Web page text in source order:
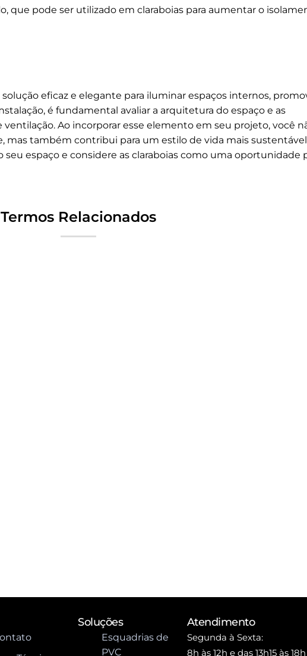
que pode ser utilizado em claraboias para aumentar o
eficaz e elegante para iluminar espaços internos,
é fundamental avaliar a arquitetura do espaço e as
Ao incorporar esse elemento em seu projeto, você
mas também contribui para um estilo de vida mais
espaço e considere as claraboias como uma oportunidade
Termos Relacionados
Soluções
Esquadrias de
PVC
Atendimento
Segunda à Sexta:
8h às 12h e das 13h15 às 18h